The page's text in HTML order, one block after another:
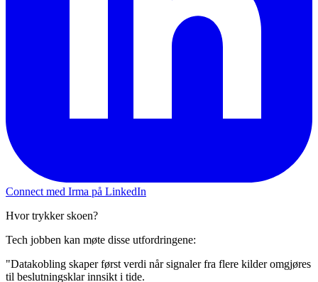
Connect med Irma på LinkedIn
Hvor trykker skoen?
Tech jobben kan møte disse utfordringene:
"Datakobling skaper først verdi når signaler fra flere kilder omgjøres
til beslutningsklar innsikt i tide.